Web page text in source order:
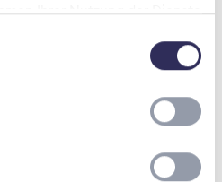
Ihrer Nutzung der Dienste